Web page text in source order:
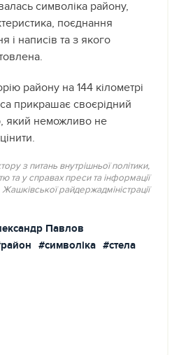
символіка району,
поєднання
і написів та з якого
району на 144 кілометрі
прикрашає своєрідний
який неможливо не
з питань внутрішньої політики,
та у справах преси та інформації
Жашківської райдержадміністрації
Павлов
#символіка #стела